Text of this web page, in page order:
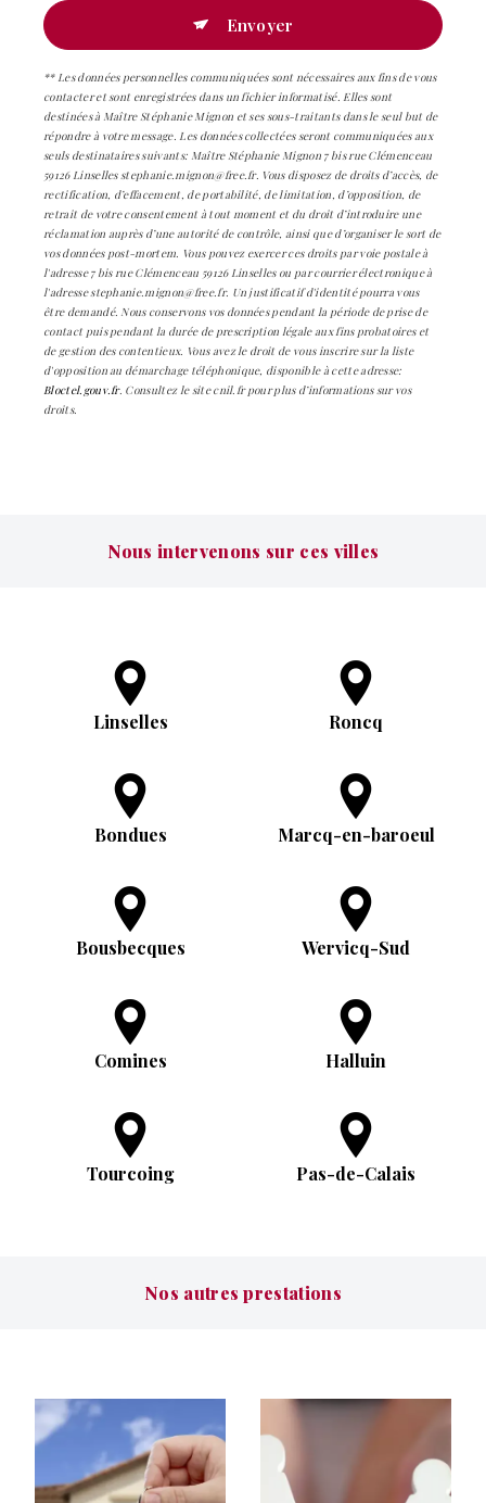
Envoyer
** Les données personnelles communiquées sont nécessaires aux fins de vous
contacter et sont enregistrées dans un fichier informatisé. Elles sont
destinées à Maître Stéphanie Mignon et ses sous-traitants dans le seul but de
répondre à votre message. Les données collectées seront communiquées aux
seuls destinataires suivants: Maître Stéphanie Mignon 7 bis rue Clémenceau
59126 Linselles stephanie.mignon@free.fr. Vous disposez de droits d’accès, de
rectification, d’effacement, de portabilité, de limitation, d’opposition, de
retrait de votre consentement à tout moment et du droit d’introduire une
réclamation auprès d’une autorité de contrôle, ainsi que d’organiser le sort de
vos données post-mortem. Vous pouvez exercer ces droits par voie postale à
l'adresse 7 bis rue Clémenceau 59126 Linselles ou par courrier électronique à
l'adresse stephanie.mignon@free.fr. Un justificatif d'identité pourra vous
être demandé. Nous conservons vos données pendant la période de prise de
contact puis pendant la durée de prescription légale aux fins probatoires et
de gestion des contentieux. Vous avez le droit de vous inscrire sur la liste
d'opposition au démarchage téléphonique, disponible à cette adresse:
Bloctel.gouv.fr. Consultez le site cnil.fr pour plus d’informations sur vos
droits.
Nous intervenons sur ces villes
Linselles Roncq
Bondues Marcq-en-baroeul
Bousbecques Wervicq-Sud
Comines Halluin
Tourcoing Pas-de-Calais
Nos autres prestations